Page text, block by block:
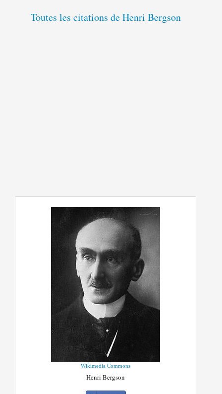
Toutes les citations de Henri Bergson
Wikimedia Commons
Henri Bergson